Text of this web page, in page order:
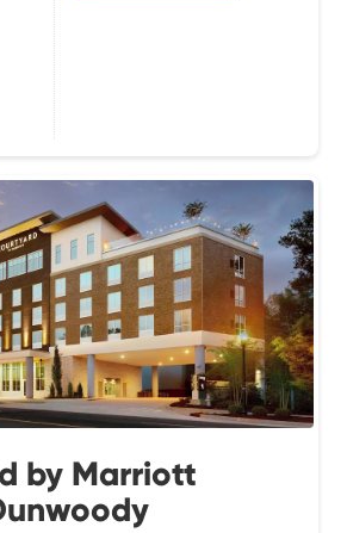
by Marriott